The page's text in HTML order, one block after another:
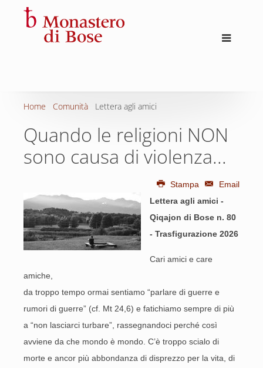
Home Comunità Lettera agli amici
Quando le religioni NON
sono causa di violenza...
Stampa
Email
Lettera agli amici -
Qiqajon di Bose n. 80
- Trasfigurazione 2026
Cari amici e care
amiche,
da troppo tempo ormai sentiamo “parlare di guerre e
rumori di guerre” (cf. Mt 24,6) e fatichiamo sempre di più
a “non lasciarci turbare”, rassegnandoci perché così
avviene da che mondo è mondo. C’è troppo scialo di
morte e ancor più abbondanza di disprezzo per la vita, di